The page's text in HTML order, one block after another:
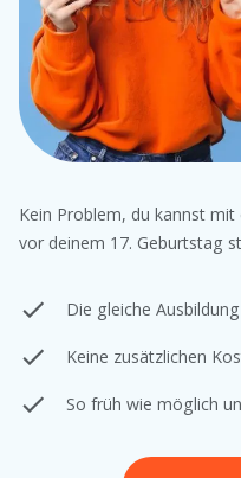
Kein Problem, du kannst
vor deinem 17. Geburtstag
Die gleiche
Keine zusätzlichen
So früh wie möglich